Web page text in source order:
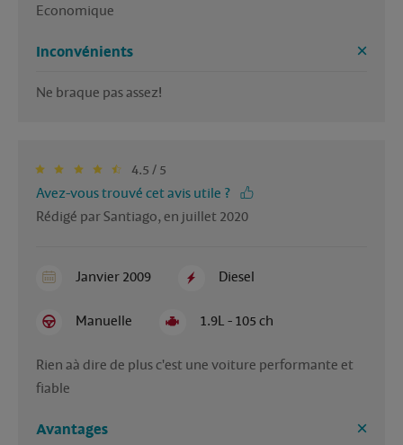
Economique
Inconvénients
Ne braque pas assez!
4.5 / 5
Avez-vous trouvé cet avis utile ?
Rédigé par Santiago, en juillet 2020
Janvier 2009 Diesel
Manuelle 1.9L - 105 ch
Rien aà dire de plus c'est une voiture performante et
fiable
Avantages